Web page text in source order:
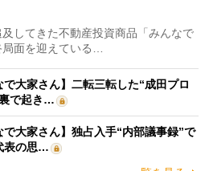
してきた不動産投資商品「みんなで
局面を迎えている…
で大家さん】二転三転した“成田プロ
で起き…
で大家さん】独占入手“内部議事録”で
表の思…